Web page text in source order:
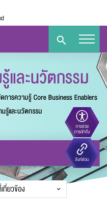
ของสี
การช่วย
การเข้าถึง
ลิงก์ด่วน
และนวัตกรรม
การความรู้ Core Business Enablers
รู้และนวัตกรรม